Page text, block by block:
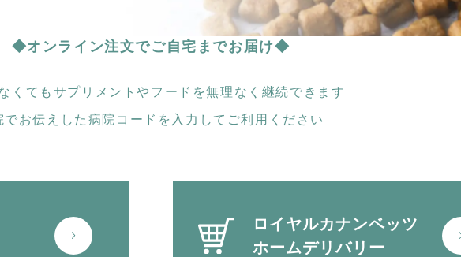
◆オンライン注文でご自宅までお届け◆
くてもサプリメントやフードを無理なく継続できます
でお伝えした病院コードを入力して ご利用ください
ロイヤルカナンベッツ
ホームデリバリー